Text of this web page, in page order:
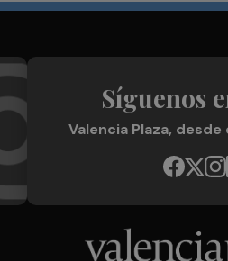
Síguenos
Valencia Plaza,